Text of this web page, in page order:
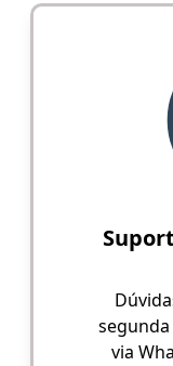
segunda
via